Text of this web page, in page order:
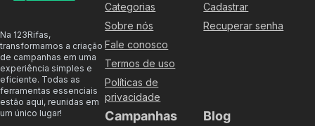
Na 123Rifas,
transformamos a criação
de campanhas em uma
experiência simples e
eficiente. Todas as
ferramentas essenciais
estão aqui, reunidas em
um único lugar!
Categorias
Sobre nós
Fale conosco
Termos de uso
Políticas de
privacidade
Cadastrar
Recuperar senha
Campanhas Blog